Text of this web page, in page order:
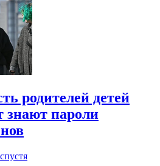
родителей детей
знают пароли